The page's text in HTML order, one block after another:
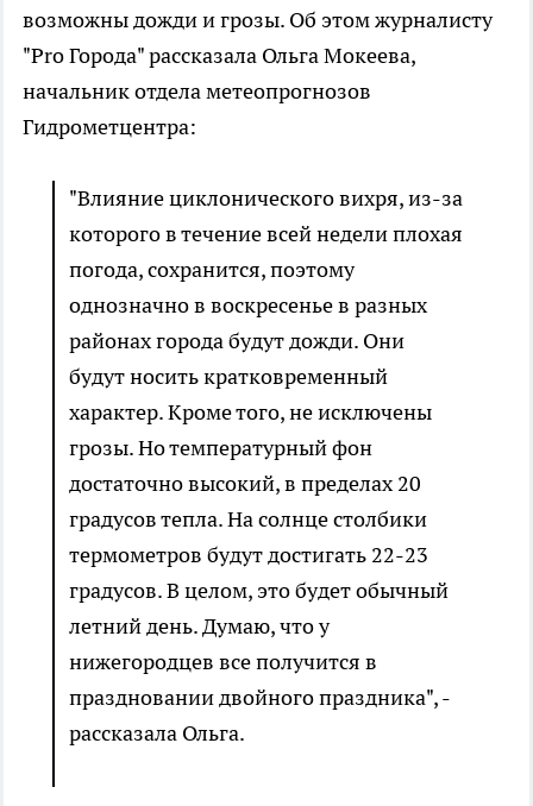
возможны дожди и грозы. Об этом журналисту
"Pro Города" рассказала Ольга Мокеева,
начальник отдела метеопрогнозов
Гидрометцентра:
"Влияние циклонического вихря, из-за
которого в течение всей недели плохая
погода, сохранится, поэтому
однозначно в воскресенье в разных
районах города будут дожди. Они
будут носить кратковременный
характер. Кроме того, не исключены
грозы. Но температурный фон
достаточно высокий, в пределах 20
градусов тепла. На солнце столбики
термометров будут достигать 22-23
градусов. В целом, это будет обычный
летний день. Думаю, что у
нижегородцев все получится в
праздновании двойного праздника", -
рассказала Ольга.